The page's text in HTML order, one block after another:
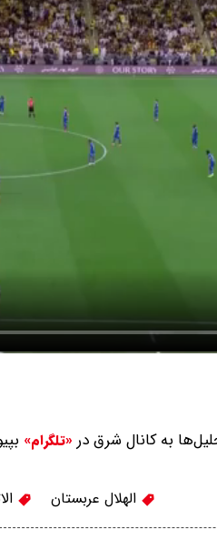
به کانال شرق در «تلگرام»
الهلال عربستان